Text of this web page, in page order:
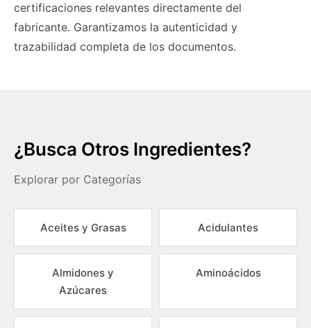
certificaciones relevantes directamente del
fabricante. Garantizamos la autenticidad y
trazabilidad completa de los documentos.
¿Busca Otros Ingredientes?
Explorar por Categorías
Aceites y Grasas Acidulantes
Almidones y
Azúcares
Aminoácidos